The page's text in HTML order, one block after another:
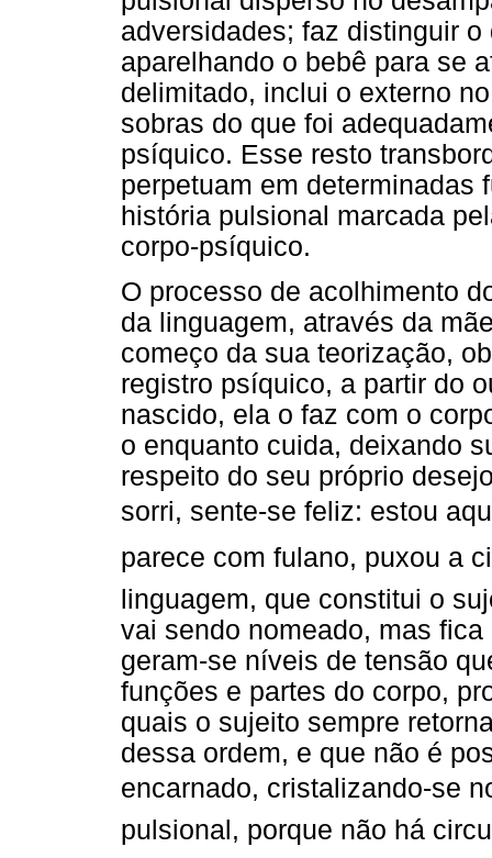
adversidades; faz distinguir
aparelhando o bebê para se
delimitado, inclui o externo
sobras do que foi
psíquico. Esse resto
perpetuam em determinadas
história pulsional marcada
corpo-psíquico.
O processo de acolhimento
da linguagem, através da
começo da sua teorização,
registro psíquico, a partir do
nascido, ela o faz com o
o enquanto cuida, deixando
respeito do seu próprio
sorri, sente-se feliz: estou
parece com fulano, puxou a
linguagem, que constitui o
vai sendo nomeado, mas
geram-se níveis de tensão
funções e partes do corpo,
quais o sujeito sempre
dessa ordem, e que não é
encarnado, cristalizando-se
pulsional, porque não há